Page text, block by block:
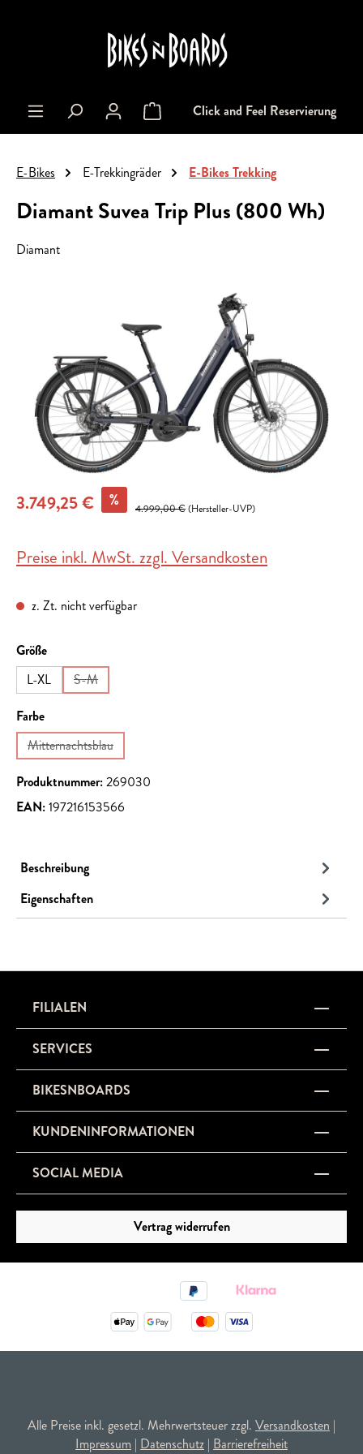
Warenkorb enthält 0 Positionen. Der
Click and Feel Reservierung
E-Bikes E-Trekkingräder E-Bikes Trekking
Diamant Suvea Trip Plus (800 Wh)
Diamant
3.749,25 € % 4.999,00 €(Hersteller-UVP)
Preise inkl. MwSt. zzgl. Versandkosten
z. Zt. nicht verfügbar
Größeauswählen
L-XL
S-M
(Diese Option ist zurzeit nicht verfügbar.)
Farbeauswählen
Mitternachtsblau
(Diese Option ist zurzeit nicht verfügbar.)
Produktnummer:269030
EAN:197216153566
Beschreibung
Eigenschaften
FILIALEN
SERVICES
BIKESNBOARDS
KUNDENINFORMATIONEN
SOCIAL MEDIA
Vertrag widerrufen
Alle Preise inkl. gesetzl. Mehrwertsteuer zzgl. Versandkosten |
Impressum | Datenschutz | Barrierefreiheit